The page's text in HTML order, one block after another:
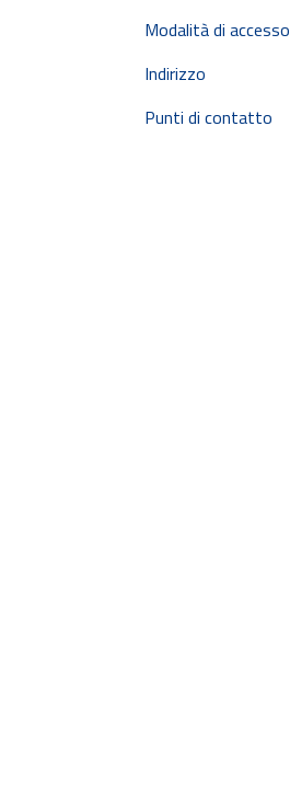
Modalità di accesso
Indirizzo
Punti di contatto